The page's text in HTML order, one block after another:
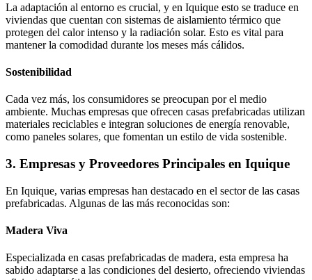
La adaptación al entorno es crucial, y en Iquique esto se traduce en
viviendas que cuentan con sistemas de aislamiento térmico que
protegen del calor intenso y la radiación solar. Esto es vital para
mantener la comodidad durante los meses más cálidos.
Sostenibilidad
Cada vez más, los consumidores se preocupan por el medio
ambiente. Muchas empresas que ofrecen casas prefabricadas utilizan
materiales reciclables e integran soluciones de energía renovable,
como paneles solares, que fomentan un estilo de vida sostenible.
3. Empresas y Proveedores Principales en Iquique
En Iquique, varias empresas han destacado en el sector de las casas
prefabricadas. Algunas de las más reconocidas son:
Madera Viva
Especializada en casas prefabricadas de madera, esta empresa ha
sabido adaptarse a las condiciones del desierto, ofreciendo viviendas